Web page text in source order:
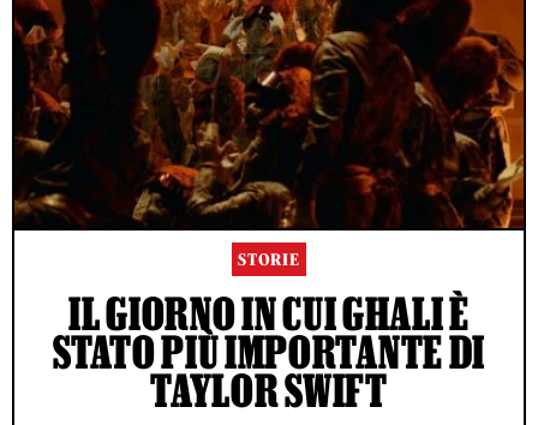
STORIE
IL GIORNO IN CUI GHALI È
STATO PIÙ IMPORTANTE DI
TAYLOR SWIFT